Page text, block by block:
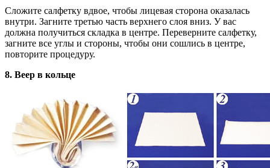
Сложите салфетку вдвое, чтобы лицевая сторона оказалась
внутри. Загните третью часть верхнего слоя вниз. У вас
должна получиться складка в центре. Переверните салфетку,
загните все углы и стороны, чтобы они сошлись в центре,
повторите процедуру.
8. Веер в кольце